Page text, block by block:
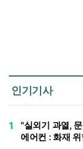
인기기사
1
"실외기 과열,
에어컨 : 화재